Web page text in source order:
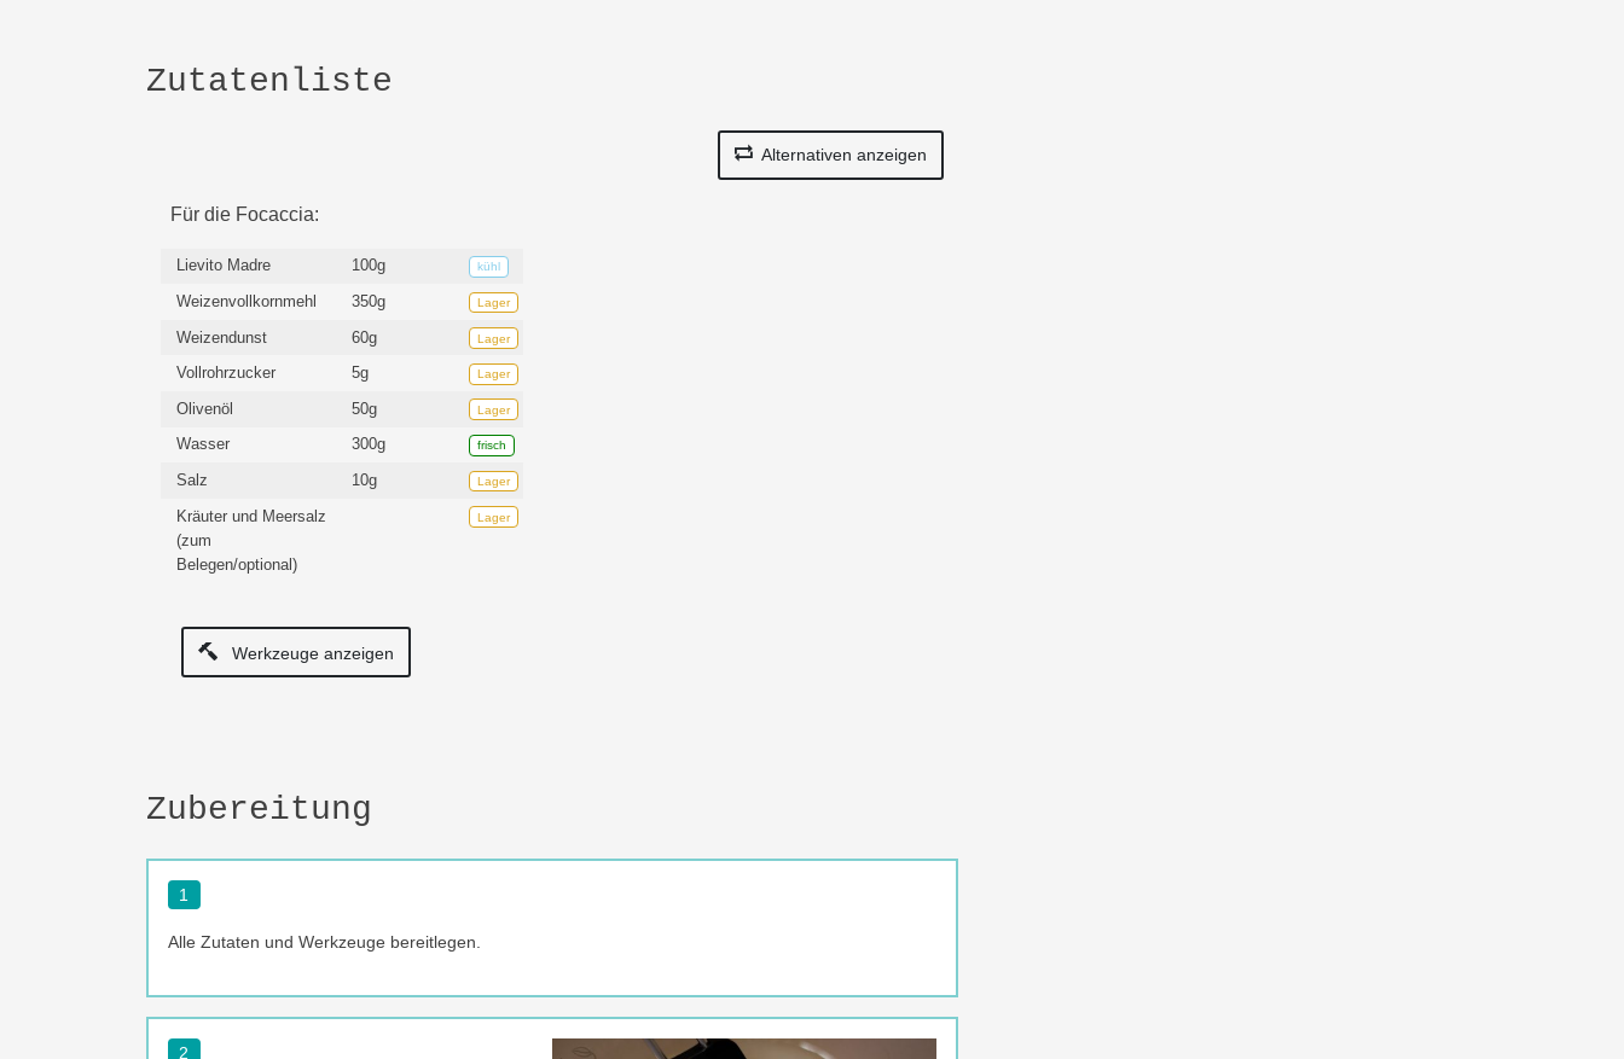
Zutatenliste
Alternativen anzeigen
Für die Focaccia:
Lievito Madre 100g kühl
Weizenvollkornmehl 350g Lager
Weizendunst 60g Lager
Vollrohrzucker 5g Lager
Olivenöl 50g Lager
Wasser 300g frisch
Salz 10g Lager
Kräuter und Meersalz
(zum
Belegen/optional)
Lager
Werkzeuge anzeigen
Zubereitung
1
Alle Zutaten und Werkzeuge bereitlegen.
2